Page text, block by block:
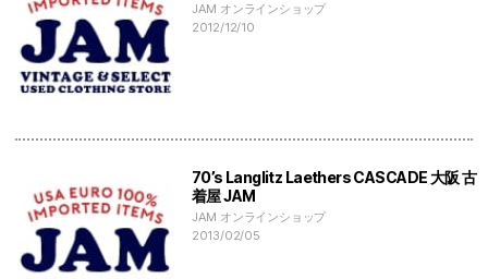
JAM オンラインショップ
2012/12/10
70’s Langlitz Laethers CASCADE 大阪 古
着屋 JAM
JAM オンラインショップ
2013/02/05